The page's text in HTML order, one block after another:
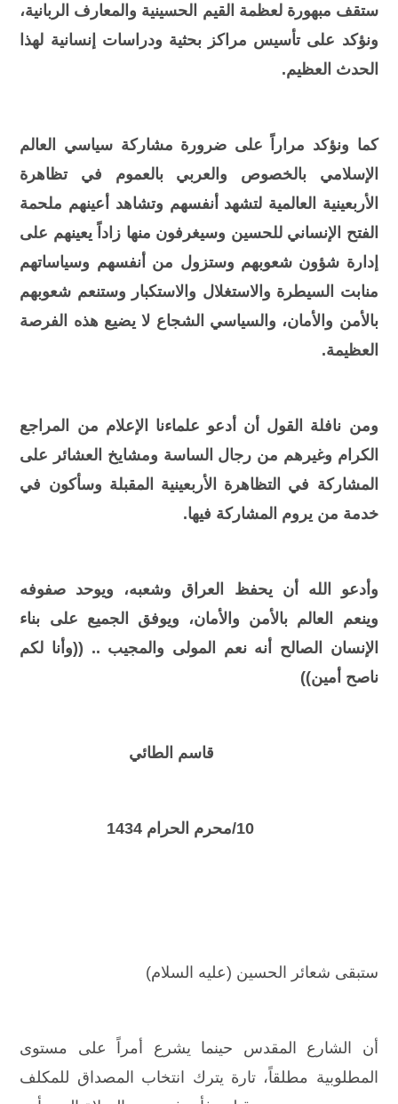
ستقف مبهورة لعظمة القيم الحسينية والمعارف الربانية،
ونؤكد على تأسيس مراكز بحثية ودراسات إنسانية لهذا
الحدث العظيم.
كما ونؤكد مراراً على ضرورة مشاركة سياسي العالم
الإسلامي بالخصوص والعربي بالعموم في تظاهرة
الأربعينية العالمية لتشهد أنفسهم وتشاهد أعينهم ملحمة
الفتح الإنساني للحسين وسيغرفون منها زاداً يعينهم على
إدارة شؤون شعوبهم وستزول من أنفسهم وسياساتهم
منابت السيطرة والاستغلال والاستكبار وستنعم شعوبهم
بالأمن والأمان، والسياسي الشجاع لا يضيع هذه الفرصة
العظيمة.
ومن نافلة القول أن أدعو علماءنا الإعلام من المراجع
الكرام وغيرهم من رجال الساسة ومشايخ العشائر على
المشاركة في التظاهرة الأربعينية المقبلة وسأكون في
خدمة من يروم المشاركة فيها.
وأدعو الله أن يحفظ العراق وشعبه، ويوحد صفوفه
وينعم العالم بالأمن والأمان، ويوفق الجميع على بناء
الإنسان الصالح أنه نعم المولى والمجيب .. ((وأنا لكم
ناصح أمين))
قاسم الطائي
10/محرم الحرام 1434
ستبقى شعائر الحسين (عليه السلام)
أن الشارع المقدس حينما يشرع أمراً على مستوى
المطلوبية مطلقاً، تارة يترك انتخاب المصداق للمكلف